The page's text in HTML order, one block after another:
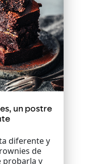
un postre
diferente y
de
probarla y